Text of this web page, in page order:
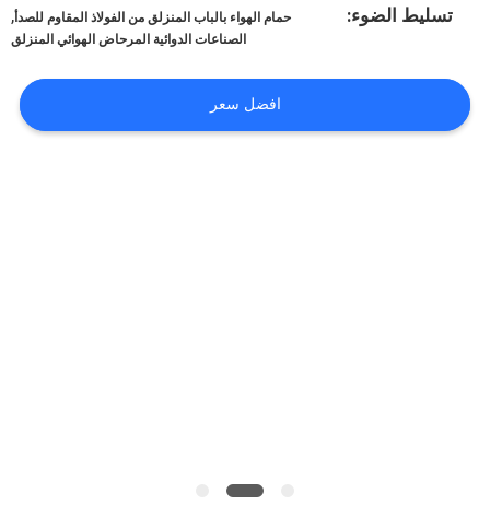
اتصل
أخبار
تسليط الضوء: حمام الهواء بالباب المنزلق من الفولاذ المقاوم للصدأ ,
الصناعات الدوائية المرحاض الهوائي المنزلق
افضل سعر